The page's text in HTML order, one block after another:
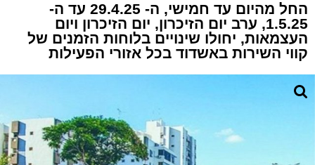
החל מהיום עד חמישי, ה- 29.4.25 עד ה-
1.5.25, ערב יום הזיכרון, יום הזיכרון ויום
העצמאות, יחולו שינויים בלוחות הזמנים של
קווי השירות באשדוד בכל אזורי הפעילות